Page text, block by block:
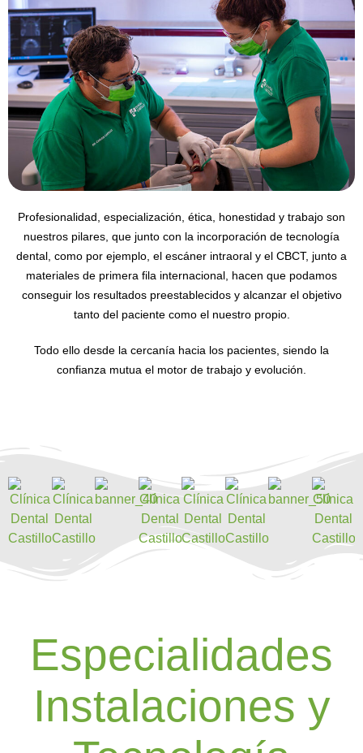
Profesionalidad, especialización, ética, honestidad y trabajo son
nuestros pilares, que junto con la incorporación de tecnología
dental, como por ejemplo, el escáner intraoral y el CBCT, junto a
materiales de primera fila internacional, hacen que podamos
conseguir los resultados preestablecidos y alcanzar el objetivo
tanto del paciente como el nuestro propio.
Todo ello desde la cercanía hacia los pacientes, siendo la
confianza mutua el motor de trabajo y evolución.
Especialidades
Instalaciones y